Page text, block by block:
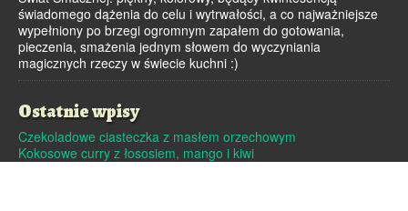
świadomego dążenia do celu i wytrwałości, a co najważniejsze
wypełniony po brzegi ogromnym zapałem do gotowania,
pieczenia, smażenia jednym słowem do wyczyniania
magicznych rzeczy w świecie kuchni :)
Ostatnie wpisy
Czekoladowe ciasteczka z masłem orzechowym
Kokosowe curry z łososiem, mango i kiwi